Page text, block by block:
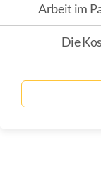
Arbeit im
Die